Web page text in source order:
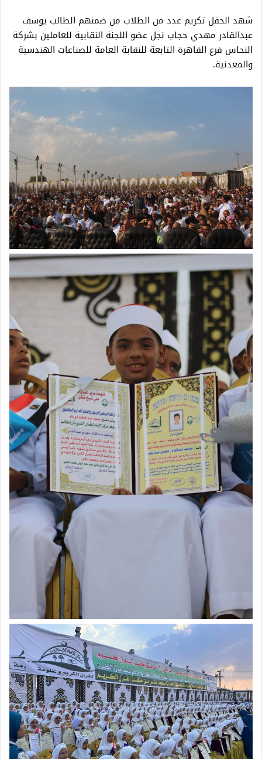
شهد الحفل تكريم عدد من الطلاب من ضمنهم الطالب يوسف
عبدالقادر مهدي حجاب نجل عضو اللجنة النقابية للعاملين بشركة
النحاس فرع القاهرة التابعة للنقابة العامة للصناعات الهندسية
والمعدنية.